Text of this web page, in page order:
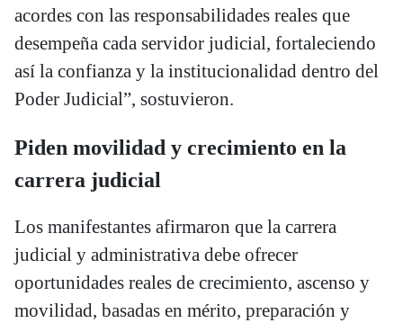
acordes con las responsabilidades reales que
desempeña cada servidor judicial, fortaleciendo
así la confianza y la institucionalidad dentro del
Poder Judicial”, sostuvieron.
Piden movilidad y crecimiento en la
carrera judicial
Los manifestantes afirmaron que la carrera
judicial y administrativa debe ofrecer
oportunidades reales de crecimiento, ascenso y
movilidad, basadas en mérito, preparación y